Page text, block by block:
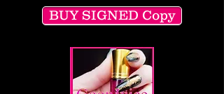
BUY SIGNED Copy